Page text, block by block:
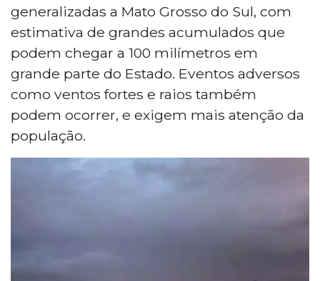
generalizadas a Mato Grosso do Sul, com
estimativa de grandes acumulados que
podem chegar a 100 milímetros em
grande parte do Estado. Eventos adversos
como ventos fortes e raios também
podem ocorrer, e exigem mais atenção da
população.